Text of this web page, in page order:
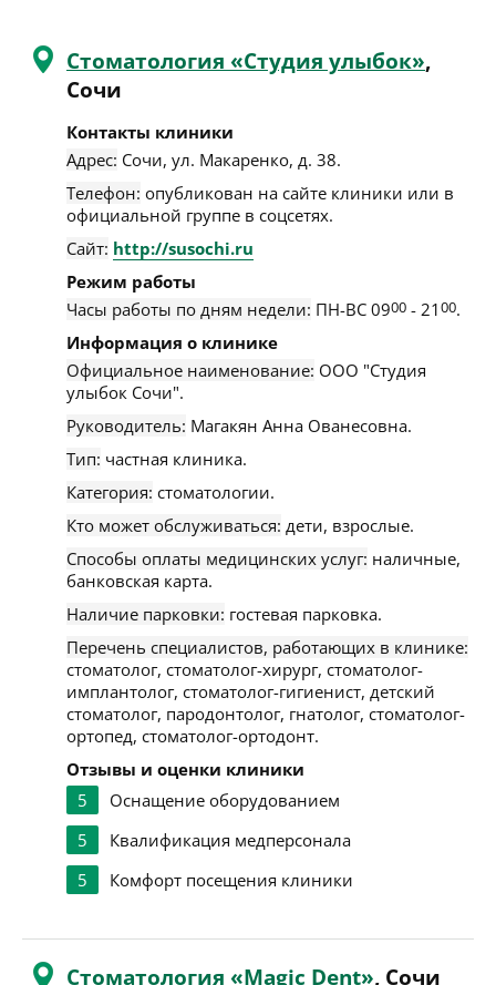
Стоматология «Студия улыбок»,
Сочи
Контакты клиники
Адрес: Сочи, ул. Макаренко, д. 38.
Телефон: опубликован на сайте клиники или в
официальной группе в соцсетях.
Сайт: http://susochi.ru
Режим работы
Часы работы по дням недели: ПН-ВС 0900 - 2100.
Информация о клинике
Официальное наименование: ООО "Студия
улыбок Сочи".
Руководитель: Магакян Анна Ованесовна.
Тип: частная клиника.
Категория: стоматологии.
Кто может обслуживаться: дети, взрослые.
Способы оплаты медицинских услуг: наличные,
банковская карта.
Наличие парковки: гостевая парковка.
Перечень специалистов, работающих в клинике:
стоматолог, стоматолог-хирург, стоматолог-
имплантолог, стоматолог-гигиенист, детский
стоматолог, пародонтолог, гнатолог, стоматолог-
ортопед, стоматолог-ортодонт.
Отзывы и оценки клиники
5
Оснащение оборудованием
5
Квалификация медперсонала
5
Комфорт посещения клиники
Стоматология «Magic Dent», Сочи